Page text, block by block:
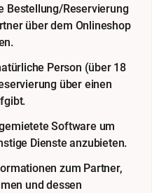
Bestellung/Reservierung
über dem Onlineshop
Person (über 18
über einen
Software um
Dienste anzubieten.
zum Partner,
und dessen